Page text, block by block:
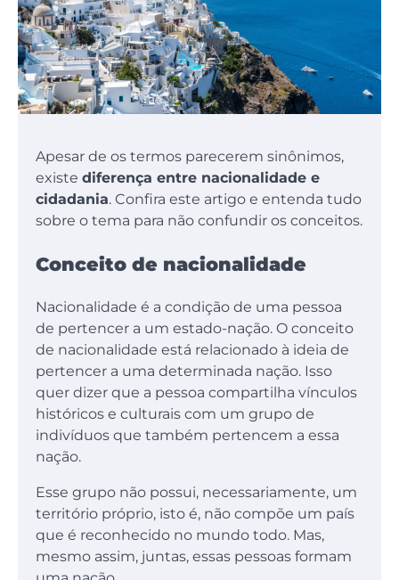
Apesar de os termos parecerem sinônimos,
existe diferença entre nacionalidade e
cidadania. Confira este artigo e entenda tudo
sobre o tema para não confundir os conceitos.
Conceito de nacionalidade
Nacionalidade é a condição de uma pessoa
de pertencer a um estado-nação. O conceito
de nacionalidade está relacionado à ideia de
pertencer a uma determinada nação. Isso
quer dizer que a pessoa compartilha vínculos
históricos e culturais com um grupo de
indivíduos que também pertencem a essa
nação.
Esse grupo não possui, necessariamente, um
território próprio, isto é, não compõe um país
que é reconhecido no mundo todo. Mas,
mesmo assim, juntas, essas pessoas formam